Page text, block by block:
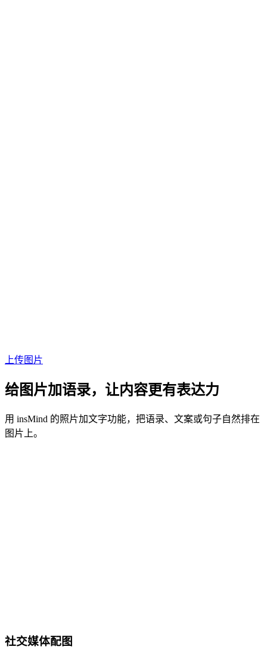
上传图片
给图片加语录，让内容更有表达力
用 insMind 的照片加文字功能，把语录、文案或句子自然排在
图片上。
社交媒体配图